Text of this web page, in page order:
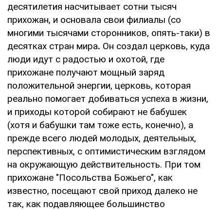
десятилетия насчитывает сотни тысяч
прихожан, и основала свои филиалы (со
многими тысячами сторонников, опять-таки) в
десятках стран мира. Он создал церковь, куда
люди идут с радостью и охотой, где
прихожане получают мощный заряд
положительной энергии, церковь, которая
реально помогает добиваться успеха в жизни,
и приходы которой собирают не бабушек
(хотя и бабушки там тоже есть, конечно), а
прежде всего людей молодых, деятельных,
перспективных, с оптимистическим взглядом
на окружающую действительность. При том
прихожане "Посольства Божьего", как
известно, посещают свой приход далеко не
так, как подавляющее большинство